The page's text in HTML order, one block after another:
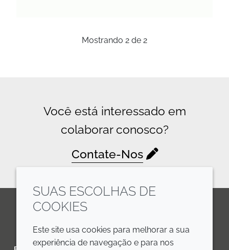
Mostrando 2 de 2
Você está interessado em
colaborar conosco?
Contate-Nos
LinkedInYoutubeLine
SUAS ESCOLHAS DE
COOKIES
Este site usa cookies para melhorar a sua
experiência de navegação e para nos